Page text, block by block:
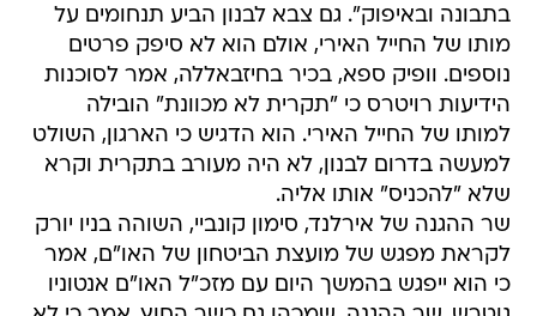
בתבונה ובאיפוק". גם צבא לבנון הביע תנחומים על
מותו של החייל האירי, אולם הוא לא סיפק פרטים
נוספים. וופיק ספא, בכיר בחיזבאללה, אמר לסוכנות
הידיעות רויטרס כי "תקרית לא מכוונת" הובילה
למותו של החייל האירי. הוא הדגיש כי הארגון, השולט
למעשה בדרום לבנון, לא היה מעורב בתקרית וקרא
שלא "להכניס" אותו אליה.
שר ההגנה של אירלנד, סימון קונביי, השוהה בניו יורק
לקראת מפגש של מועצת הביטחון של האו"ם, אמר
כי הוא ייפגש בהמשך היום עם מזכ"ל האו"ם אנטוניו